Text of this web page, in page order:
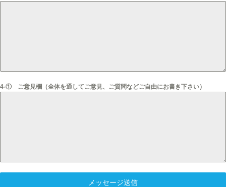
4-① ご意見欄（全体を通してご意見、ご質問などご自由にお書き下さい）
メッセージ送信